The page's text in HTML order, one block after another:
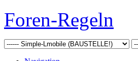
Foren-Regeln